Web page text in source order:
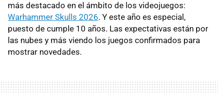
más destacado en el ámbito de los videojuegos:
Warhammer Skulls 2026. Y este año es especial,
puesto de cumple 10 años. Las expectativas están por
las nubes y más viendo los juegos confirmados para
mostrar novedades.